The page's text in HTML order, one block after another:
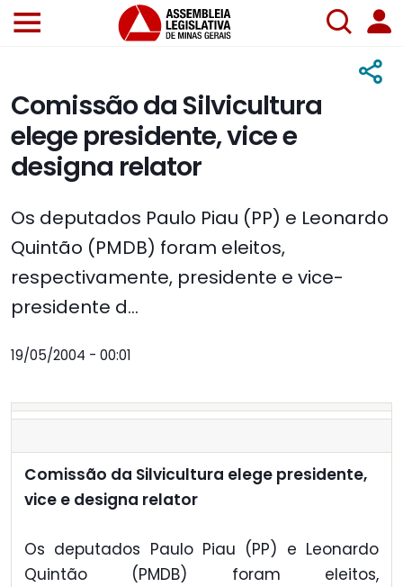
Comissão da Silvicultura
elege presidente, vice e
designa relator
Os deputados Paulo Piau (PP) e Leonardo
Quintão (PMDB) foram eleitos,
respectivamente, presidente e vice-
presidente d...
19/05/2004 - 00:01
Comissão da Silvicultura elege presidente,
vice e designa relator
Os deputados Paulo Piau (PP) e Leonardo
Quintão (PMDB) foram eleitos,